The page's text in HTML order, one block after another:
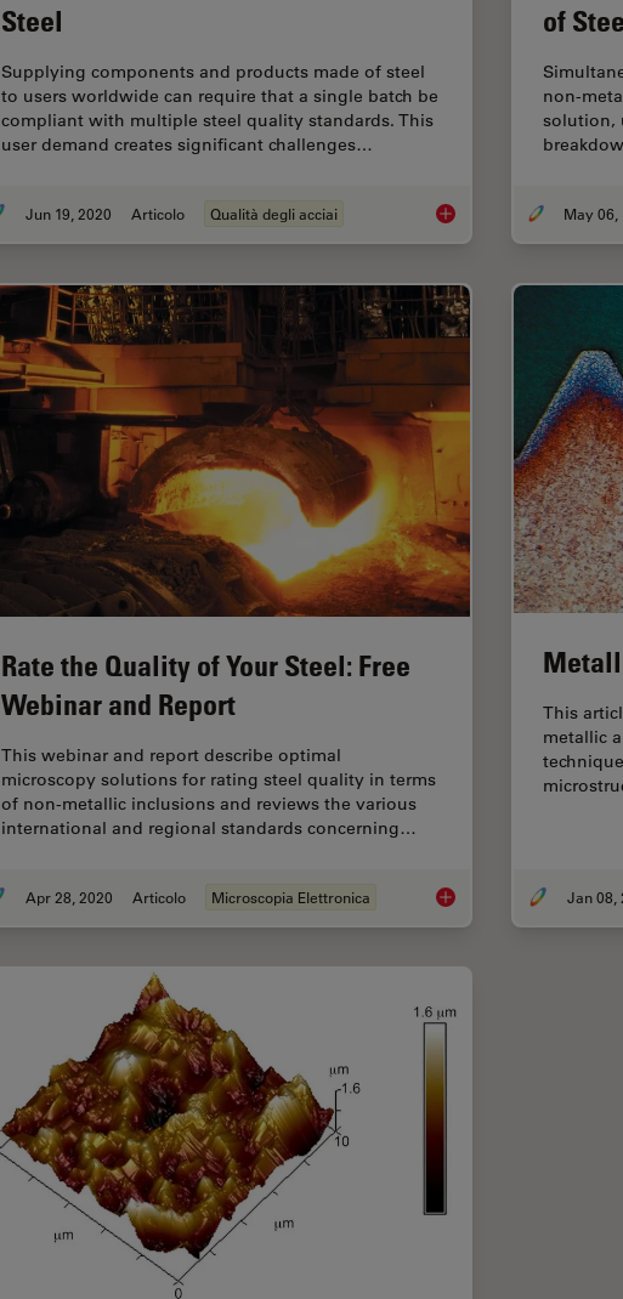
Steel
Supplying components and products made of steel
to users worldwide can require that a single batch be
compliant with multiple steel quality standards. This
user demand creates significant challenges…
Jun 19, 2020 Articolo Qualità degli acciai Top Issues Related to
of
non-
solution,
Rate the Quality of Your Steel: Free
Webinar and Report
This webinar and report describe optimal
microscopy solutions for rating steel quality in terms
of non-metallic inclusions and reviews the various
international and regional standards concerning…
Apr 28, 2020 Articolo Microscopia Elettronica Rate the Quality of Your
This
metallic
Jan 08,